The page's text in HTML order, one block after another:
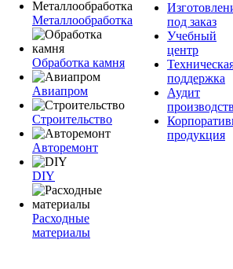
Металлообработка
Обработка камня
Авиапром
Строительство
Авторемонт
DIY
Расходные
материалы
под заказ
Учебный
центр
поддержка
Аудит
продукция